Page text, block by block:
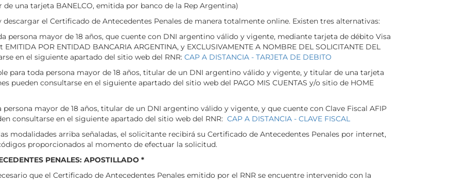
una tarjeta BANELCO, emitida por banco de la Rep Argentina)
el Certificado de Antecedentes Penales de manera totalmente online. Existen tres alternativas:
persona mayor de 18 años, que cuente con DNI argentino válido y vigente, mediante tarjeta de débito Visa
POR ENTIDAD BANCARIA ARGENTINA, y EXCLUSIVAMENTE A NOMBRE DEL SOLICITANTE DEL
en el siguiente apartado del sitio web del RNR: CAP A DISTANCIA - TARJETA DE DEBITO
para toda persona mayor de 18 años, titular de un DNI argentino válido y vigente, y titular de una tarjeta
pueden consultarse en el siguiente apartado del sitio web del PAGO MIS CUENTAS y/o sitio de HOME
mayor de 18 años, titular de un DNI argentino válido y vigente, y que cuente con Clave Fiscal AFIP
consultarse en el siguiente apartado del sitio web del RNR: CAP A DISTANCIA - CLAVE FISCAL
modalidades arriba señaladas, el solicitante recibirá su Certificado de Antecedentes Penales por internet,
proporcionados al momento de efectuar la solicitud.
PENALES: APOSTILLADO *
que el Certificado de Antecedentes Penales emitido por el RNR se encuentre intervenido con la